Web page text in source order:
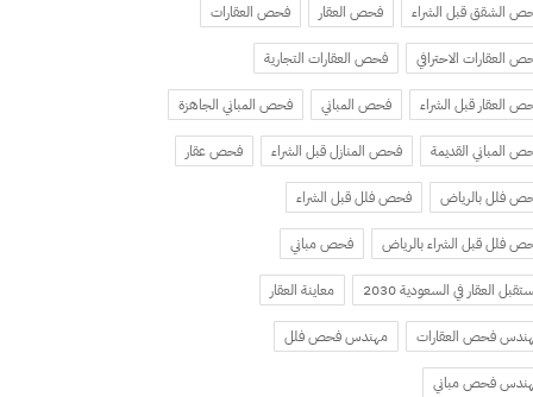
الشقق قبل الشراء فحص العقار فحص العقارات
العقارات الاحترافي فحص العقارات التجارية
العقار قبل الشراء فحص المباني فحص المباني الجاهزة
المباني القديمة فحص المنازل قبل الشراء فحص عقار
فلل بالرياض فحص فلل قبل الشراء
فلل قبل الشراء بالرياض فحص مباني
العقار في السعودية 2030 معاينة العقار
فحص العقارات مهندس فحص فلل
فحص مباني